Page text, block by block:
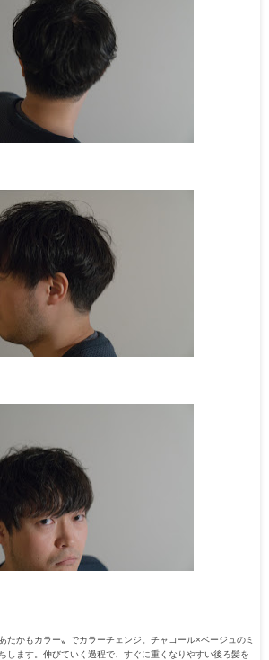
たかもカラー〟 でカラーチェンジ。チャコール×ベージュのミ
します。伸びていく過程で、すぐに重くなりやすい後ろ髪を